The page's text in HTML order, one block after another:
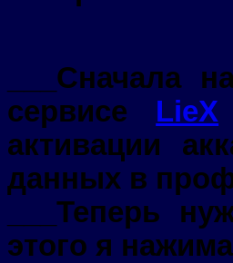
___Сначала
сервисе LieX
активации
данных в
___Теперь
этого я